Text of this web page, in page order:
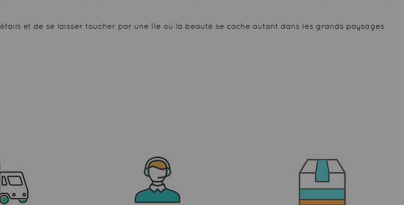
et de se laisser toucher par une île où la beauté se cache autant dans les grands paysages